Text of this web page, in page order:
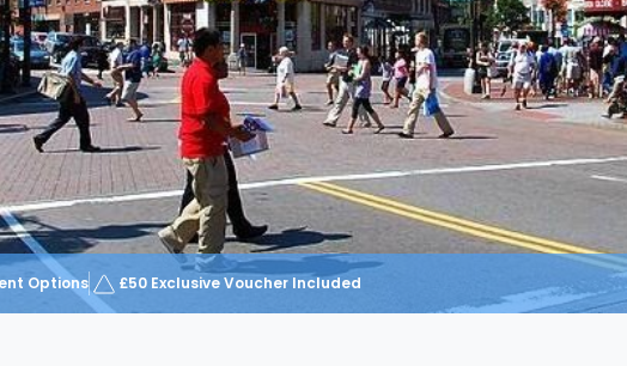
Options £50 Exclusive Voucher Included